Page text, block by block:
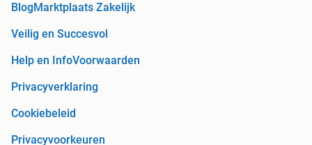
Blog Marktplaats Zakelijk
Veilig en Succesvol
Help en InfoVoorwaarden
Privacyverklaring
Cookiebeleid
Privacyvoorkeuren